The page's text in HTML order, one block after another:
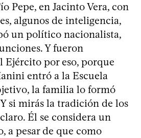
Pepe, en Jacinto Vera, con
algunos de inteligencia,
un político nacionalista,
Y fueron
Ejército por eso, porque
entró a la Escuela
la familia lo formó
si mirás la tradición de los
Él se considera un
a pesar de que como